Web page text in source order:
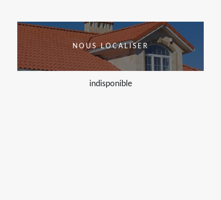
NOUS LOCALISER
indisponible